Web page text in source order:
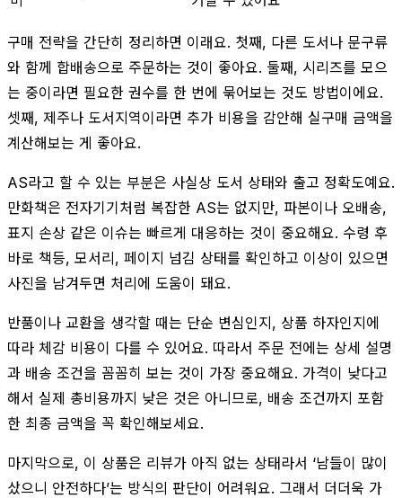
구매 전략을 간단히 정리하면 이래요. 첫째, 다른 도서나 문구류
와 함께 합배송으로 주문하는 것이 좋아요. 둘째, 시리즈를 모으
는 중이라면 필요한 권수를 한 번에 묶어보는 것도 방법이에요.
셋째, 제주나 도서지역이라면 추가 비용을 감안해 실구매 금액을
계산해보는 게 좋아요.
AS라고 할 수 있는 부분은 사실상 도서 상태와 출고 정확도예요.
만화책은 전자기기처럼 복잡한 AS는 없지만, 파본이나 오배송,
표지 손상 같은 이슈는 빠르게 대응하는 것이 중요해요. 수령 후
바로 책등, 모서리, 페이지 넘김 상태를 확인하고 이상이 있으면
사진을 남겨두면 처리에 도움이 돼요.
반품이나 교환을 생각할 때는 단순 변심인지, 상품 하자인지에
따라 체감 비용이 다를 수 있어요. 따라서 주문 전에는 상세 설명
과 배송 조건을 꼼꼼히 보는 것이 가장 중요해요. 가격이 낮다고
해서 실제 총비용까지 낮은 것은 아니므로, 배송 조건까지 포함
한 최종 금액을 꼭 확인해보세요.
마지막으로, 이 상품은 리뷰가 아직 없는 상태라서 ‘남들이 많이
샀으니 안전하다’는 방식의 판단이 어려워요. 그래서 더더욱 가